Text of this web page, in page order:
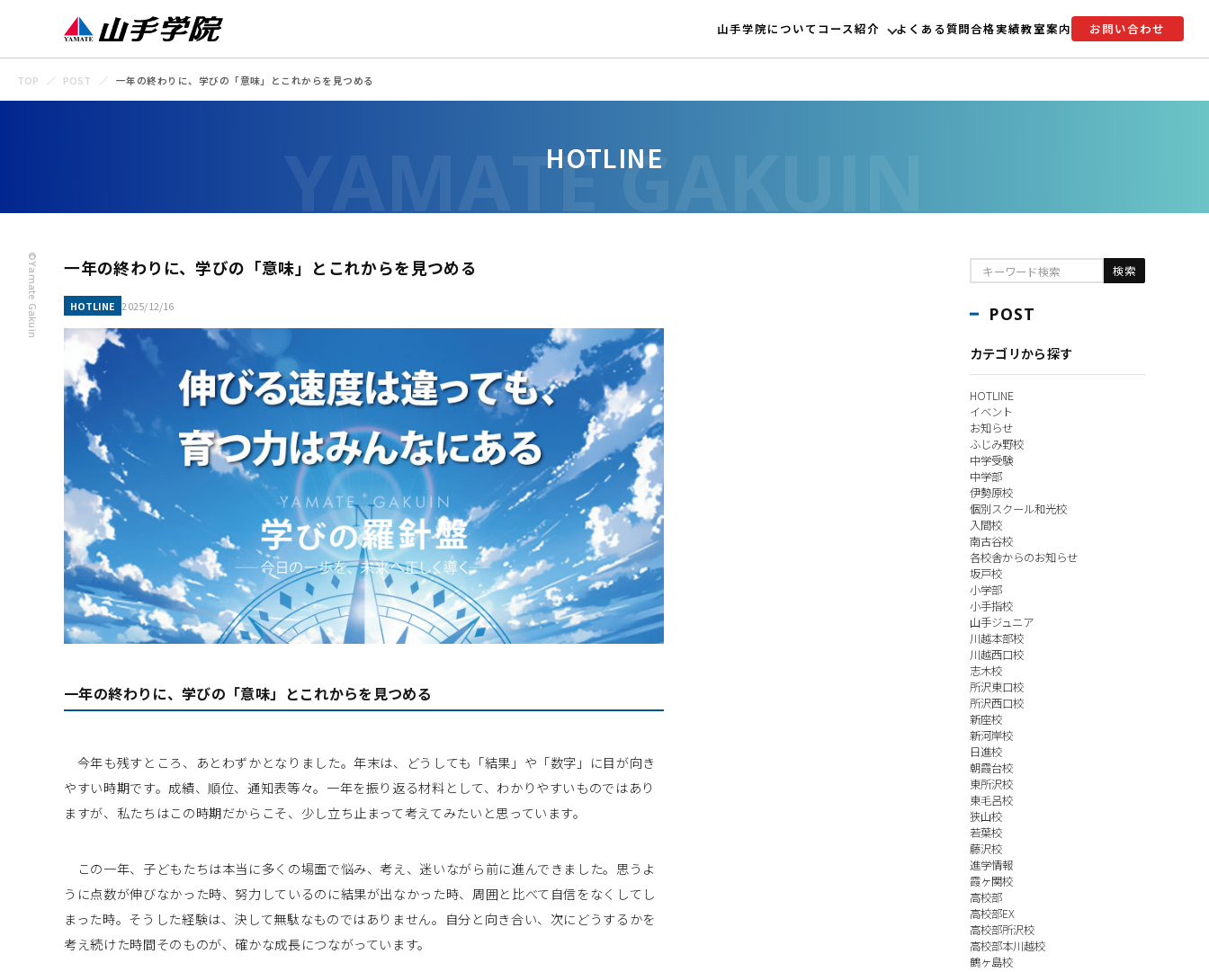
山手学院についてコース紹介 よくある質問合格実績教室案内 お問い合わせ
©Yamate Gakuin
TOP POST 一年の終わりに、学びの「意味」とこれからを見つめる
HOTLINE
一年の終わりに、学びの「意味」とこれからを見つめる
HOTLINE 2025/12/16
一年の終わりに、学びの「意味」とこれからを見つめる
今年も残すところ、あとわずかとなりました。年末は、どうしても「結果」や「数字」に目が向き
やすい時期です。成績、順位、通知表等々。一年を振り返る材料として、わかりやすいものではあり
ますが、私たちはこの時期だからこそ、少し立ち止まって考えてみたいと思っています。
この一年、子どもたちは本当に多くの場面で悩み、考え、迷いながら前に進んできました。思うよ
うに点数が伸びなかった時、努力しているのに結果が出なかった時、周囲と比べて自信をなくしてし
まった時。そうした経験は、決して無駄なものではありません。自分と向き合い、次にどうするかを
考え続けた時間そのものが、確かな成長につながっています。
POST
カテゴリから探す
HOTLINE
イベント
お知らせ
ふじみ野校
中学受験
中学部
伊勢原校
個別スクール和光校
入間校
南古谷校
各校舎からのお知らせ
坂戸校
小学部
小手指校
山手ジュニア
川越本部校
川越西口校
志木校
所沢東口校
所沢西口校
新座校
新河岸校
日進校
朝霞台校
東所沢校
東毛呂校
狭山校
若葉校
藤沢校
進学情報
霞ヶ関校
高校部
高校部EX
高校部所沢校
高校部本川越校
鶴ヶ島校